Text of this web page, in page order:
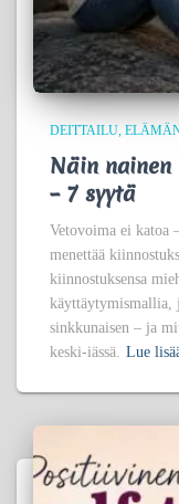
DEITTAILU
Näin nainen
– 7 syytä
Vetovoima ei katoa
menettää
kiinnostuksensa
käyttäytymismallia,
sinkkunaisen – ja
keski-iässä. Lue